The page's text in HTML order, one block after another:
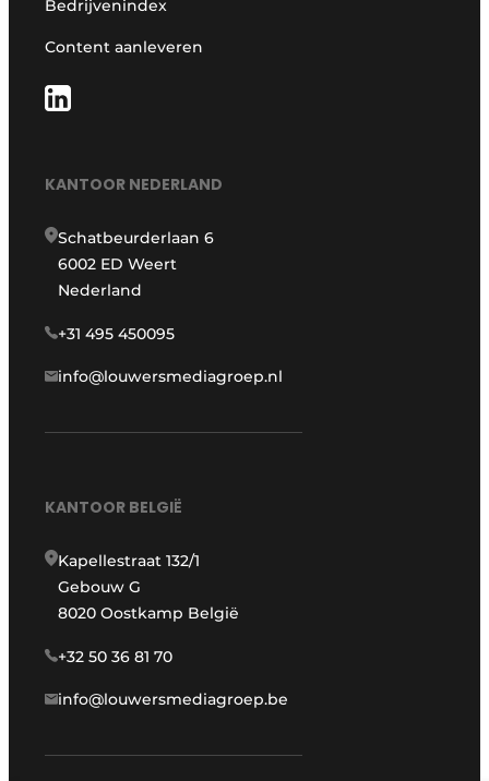
Bedrijvenindex
Content aanleveren
KANTOOR NEDERLAND
Schatbeurderlaan 6
6002 ED Weert
Nederland
+31 495 450095
info@louwersmediagroep.nl
KANTOOR BELGIË
Kapellestraat 132/1
Gebouw G
8020 Oostkamp België
+32 50 36 81 70
info@louwersmediagroep.be